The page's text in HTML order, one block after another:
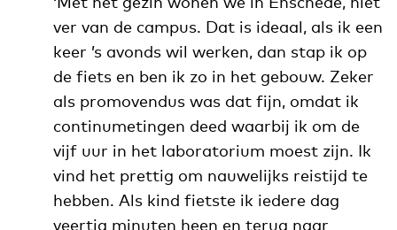
ver van de campus. Dat is ideaal, als ik een
keer ’s avonds wil werken, dan stap ik op
de fiets en ben ik zo in het gebouw. Zeker
als promovendus was dat fijn, omdat ik
continumetingen deed waarbij ik om de
vijf uur in het laboratorium moest zijn. Ik
vind het prettig om nauwelijks reistijd te
hebben. Als kind fietste ik iedere dag
veertig minuten heen en terug naar